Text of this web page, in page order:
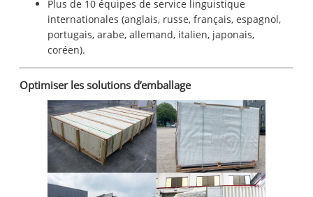
Plus de 10 équipes de service linguistique
internationales (anglais, russe, français, espagnol,
portugais, arabe, allemand, italien, japonais,
coréen).
Optimiser les solutions d’emballage